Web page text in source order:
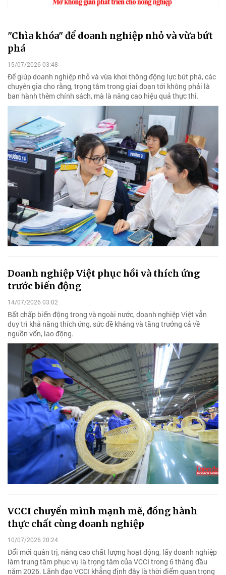
"Chìa khóa" để doanh nghiệp nhỏ và vừa bứt
phá
15/07/2026 03:48
Để giúp doanh nghiệp nhỏ và vừa khơi thông động lực bứt phá, các
chuyên gia cho rằng, trọng tâm trong giai đoạn tới không phải là
ban hành thêm chính sách, mà là nâng cao hiệu quả thực thi.
Doanh nghiệp Việt phục hồi và thích ứng
trước biến động
14/07/2026 03:02
Bất chấp biến động trong và ngoài nước, doanh nghiệp Việt vẫn
duy trì khả năng thích ứng, sức đề kháng và tăng trưởng cả về
nguồn vốn, lao động.
VCCI chuyển mình mạnh mẽ, đồng hành
thực chất cùng doanh nghiệp
10/07/2026 20:24
Đổi mới quản trị, nâng cao chất lượng hoạt động, lấy doanh nghiệp
làm trung tâm phục vụ là trọng tâm của VCCI trong 6 tháng đầu
năm 2026. Lãnh đạo VCCI khẳng định đây là thời điểm quan trọng